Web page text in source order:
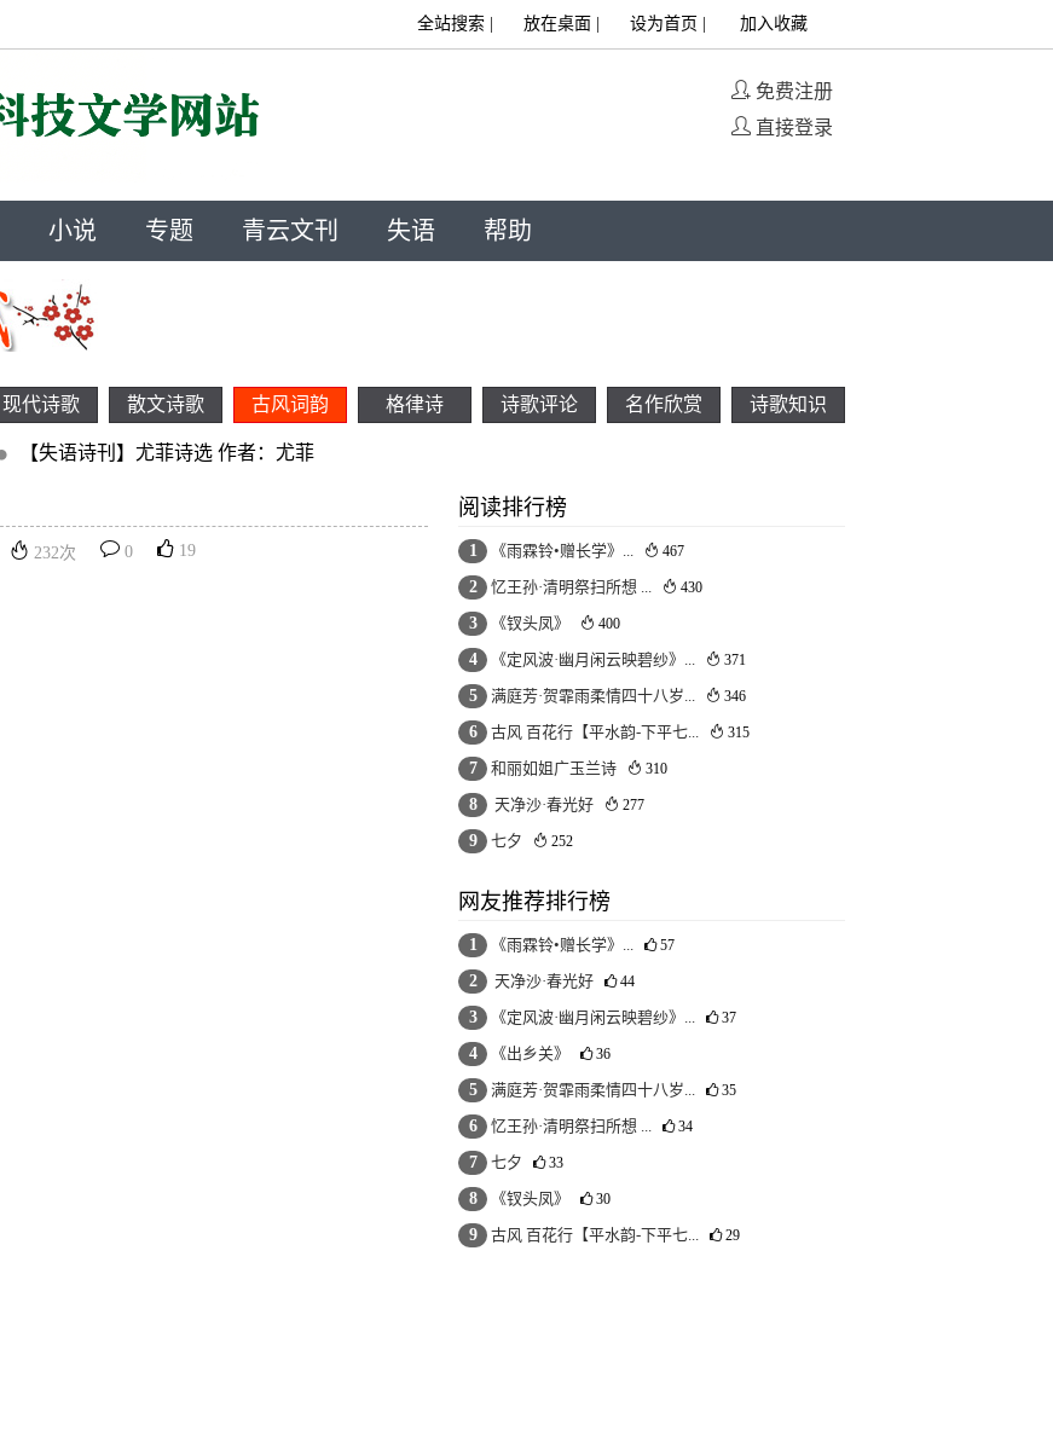
加入收藏
设为首页
放在桌面
全站搜索|
免费注册
直接登录
小说 专题 青云文刊 失语 帮助
现代诗歌 散文诗歌 古风词韵 格律诗 诗歌评论 名作欣赏 诗歌知识
【失语诗刊】尤菲诗选 作者：尤菲
232次 0 19
阅读排行榜
1 《雨霖铃•赠长学》... 467
2 忆王孙·清明祭扫所想 ... 430
3 《钗头凤》 400
4 《定风波·幽月闲云映碧纱》... 371
5 满庭芳·贺霏雨柔情四十八岁... 346
6 古风 百花行【平水韵-下平七... 315
7 和丽如姐广玉兰诗 310
8 天净沙·春光好 277
9 七夕 252
网友推荐排行榜
1 《雨霖铃•赠长学》... 57
2 天净沙·春光好 44
3 《定风波·幽月闲云映碧纱》... 37
4 《出乡关》 36
5 满庭芳·贺霏雨柔情四十八岁... 35
6 忆王孙·清明祭扫所想 ... 34
7 七夕 33
8 《钗头凤》 30
9 古风 百花行【平水韵-下平七... 29